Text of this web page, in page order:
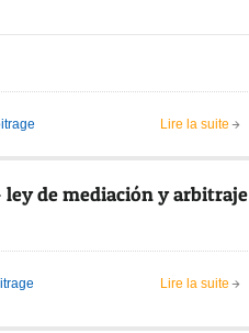
Lire la suite
ley de mediación y arbitraje
Lire la suite